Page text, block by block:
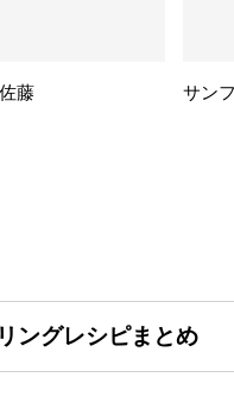
藤 サン
ングレシピまとめ